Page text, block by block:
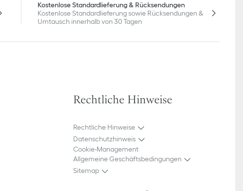
Kostenlose Standardlieferung & Rücksendungen
Kostenlose Standardlieferung sowie Rücksendungen &
Umtausch innerhalb von 30 Tagen
Rechtliche Hinweise
Rechtliche Hinweise
Datenschutzhinweis
Cookie-Management
Allgemeine Geschäftsbedingungen
Sitemap